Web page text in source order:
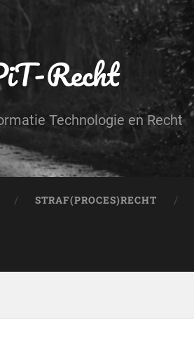
Recht
Technologie en Recht
STRAF(PROCES)RECHT